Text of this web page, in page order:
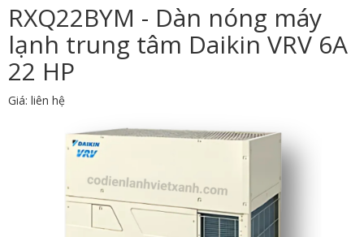
RXQ22BYM - Dàn nóng máy
lạnh trung tâm Daikin VRV 6A
22 HP
Giá: liên hệ